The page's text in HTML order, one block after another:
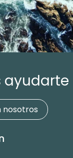
ayudarte